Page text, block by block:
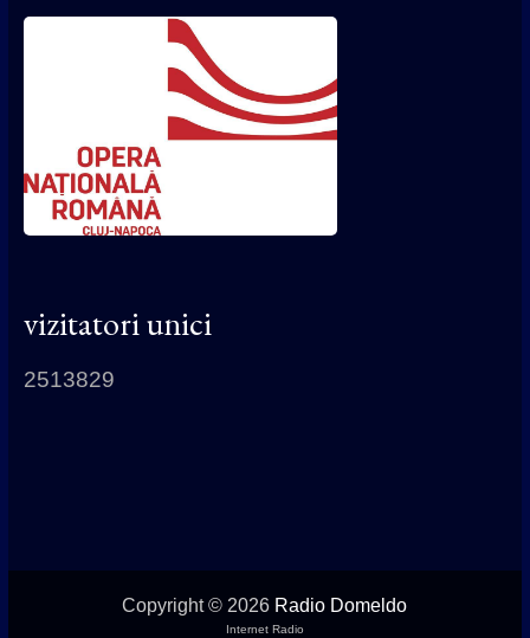
vizitatori unici
2513829
Copyright © 2026 Radio Domeldo
Internet Radio